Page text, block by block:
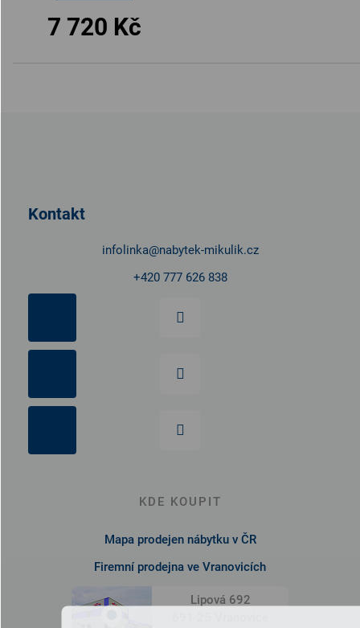
7 720 Kč
Kontakt
infolinka@nabytek-mikulik.cz
+420 777 626 838
KDE KOUPIT
Mapa prodejen nábytku v ČR
Firemní prodejna ve Vranovicích
Lipová 692